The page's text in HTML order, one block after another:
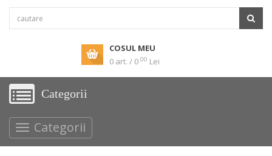
COSUL MEU
0 art. / 0 00 Lei
Categorii
Categorii